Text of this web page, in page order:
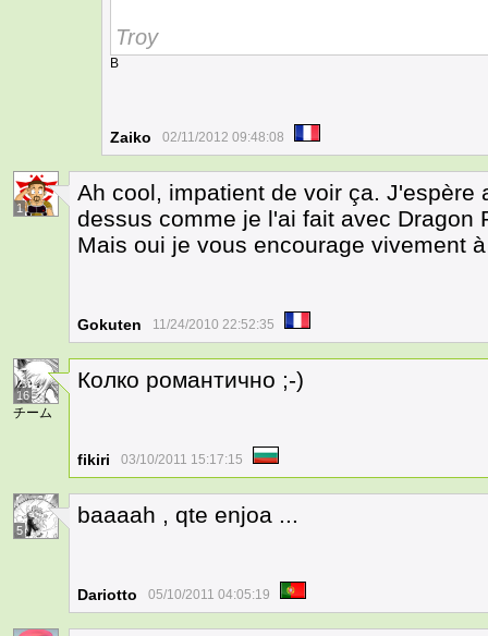
Troy
B
Zaiko 02/11/2012 09:48:08
1
Ah cool, impatient de voir ça. J'espère
dessus comme je l'ai fait avec Dragon
Mais oui je vous encourage vivement
Gokuten 11/24/2010 22:52:35
16
チーム
Колко романтично ;-)
fikiri 03/10/2011 15:17:15
5
baaaah , qte enjoa ...
Dariotto 05/10/2011 04:05:19